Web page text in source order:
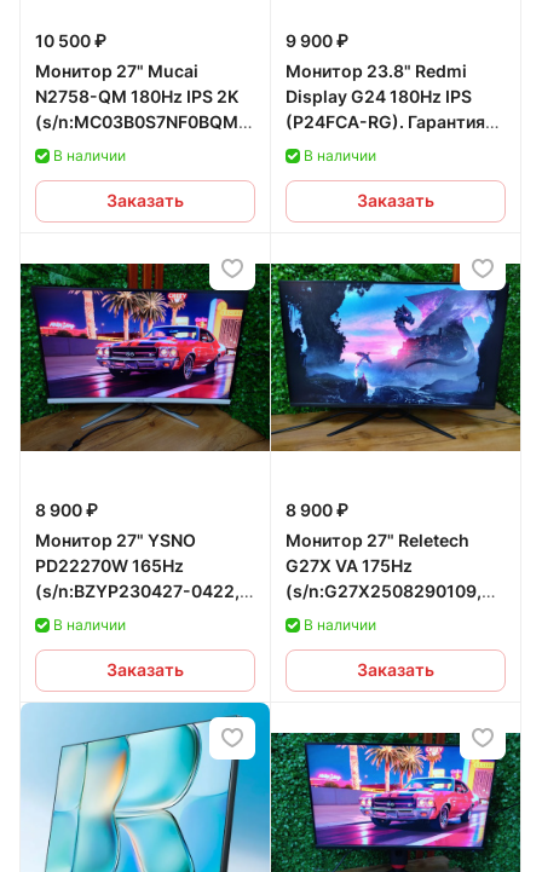
10 500 ₽
Монитор 27" Mucai
N2758-QM 180Hz IPS 2K
(s/n:MC03B0S7NF0BQM00305,
СЗУ s/n:138045) б/у
В наличии
Заказать
9 900 ₽
Монитор 23.8" Redmi
Display G24 180Hz IPS
(P24FCA-RG). Гарантия
12 мес.
В наличии
Заказать
8 900 ₽
Монитор 27" YSNO
PD22270W 165Hz
(s/n:BZYP230427-0422,
СЗУ: 141364) б/у
В наличии
Заказать
8 900 ₽
Монитор 27" Reletech
G27X VA 175Hz
(s/n:G27X2508290109,
СЗУ: 142467) б/у
В наличии
Заказать